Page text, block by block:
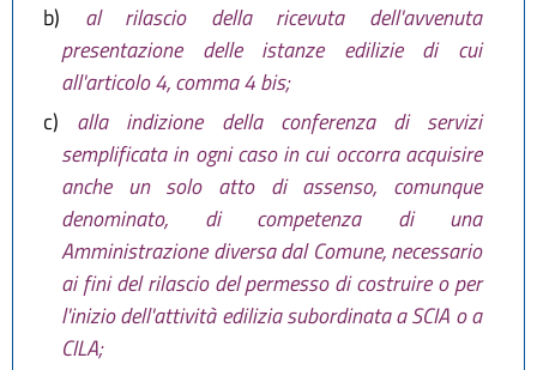
b)
al rilascio della ricevuta dell'avvenuta
presentazione delle istanze edilizie di cui
all'articolo 4, comma 4 bis;
c)
alla indizione della conferenza di servizi
semplificata in ogni caso in cui occorra acquisire
anche un solo atto di assenso, comunque
denominato, di competenza di una
Amministrazione diversa dal Comune, necessario
ai fini del rilascio del permesso di costruire o per
l'inizio dell'attività edilizia subordinata a SCIA o a
CILA;